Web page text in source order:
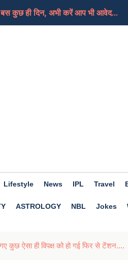
कुछ ही दिन, अभी करें आप भी आवेद...
मिलेगी आपको सफलता, जाने क्या
Lifestyle News IPL Travel
ASTROLOGY NBL Jokes
कुछ ऐसा ही विपक्ष को हो गई फिर से टेंशन....